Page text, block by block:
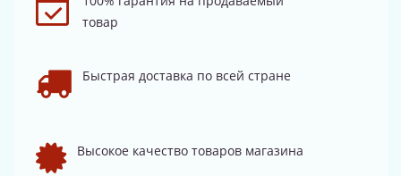
товар
Быстрая доставка по всей стране
Высокое качество товаров магазина